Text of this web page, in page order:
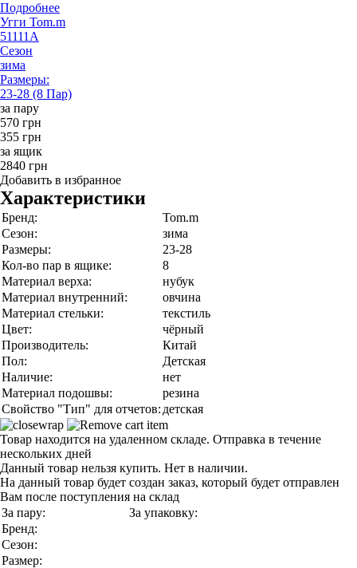
Подробнее
Угги Tom.m
51111A
Сезон
зима
Размеры:
23-28 (8 Пар)
за пару
570 грн
355 грн
за ящик
2840 грн
Добавить в избранное
Характеристики
Бренд:
Tom.m
Сезон:
зима
Размеры:
23-28
Кол-во пар в ящике:
8
Материал верха:
нубук
Материал внутренний:
овчина
Материал стельки:
текстиль
Цвет:
чёрный
Производитель:
Китай
Пол:
Детская
Наличие:
нет
Материал подошвы:
резина
Свойство "Тип" для отчетов: детская
Товар находится на удаленном складе. Отправка в течение
нескольких дней
Данный товар нельзя купить. Нет в наличии.
На данный товар будет создан заказ, который будет отправлен
Вам после поступления на склад
За пару:
За упаковку:
Бренд:
Сезон:
Размер: